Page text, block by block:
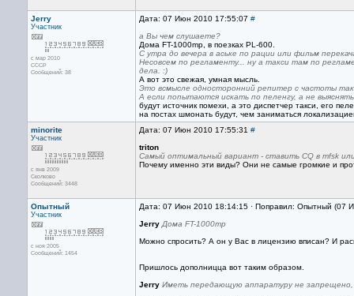
Jerry
Участник
с мар 2010
CCCP
Сообщений: 38
Дата: 07 Июн 2010 17:55:07 #
а Вы чем слушаете?
Дома FT-1000mp, в поезках PL-600.
С утра до вечера в аське по рации или фильм
Несовсем по регламенту... ну а такси там по
дела. :)
А вот это свежая, умная мысль.
Это всмысле односторонний репитер с частоты
А если попытаются искать по пеленгу, а не
будут источник помехи, а это диспетчер такси, его
на постах шмонать будут, чем заниматься
minorite
Участник
с янв 2009
Сколково
Сообщений: 3448
Дата: 07 Июн 2010 17:55:31 #
triton
Самый оптимальный вариант - ставить CQ в mfsk
Почему именно эти виды? Они не самые громкие и
Опытный
Участник
с ноя 2005
Сообщений: 1454
Дата: 07 Июн 2010 18:14:15 · Поправил: Опытный (07
Jerry Дома FT-1000mp
Можно спросить? А он у Вас в лицензию вписан? И
Пришлось дополницца вот таким образом.
Jerry Иметь передающую аппаратуру не запрещено,